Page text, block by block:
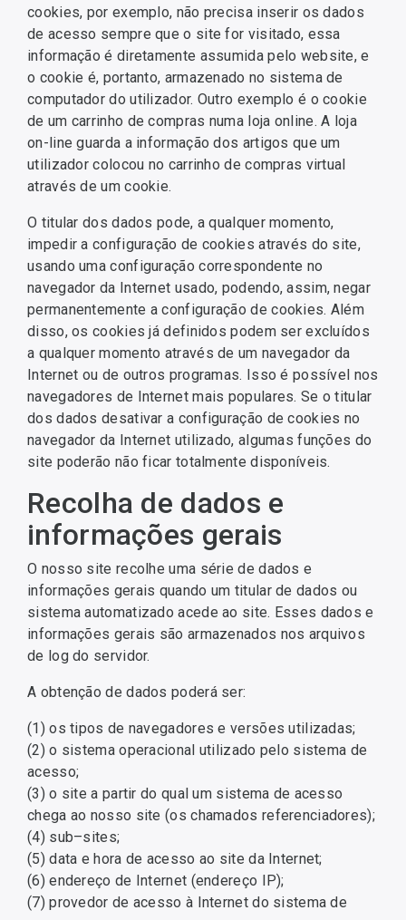
cookies, por exemplo, não precisa inserir os dados
de acesso sempre que o site for visitado, essa
informação é diretamente assumida pelo website, e
o cookie é, portanto, armazenado no sistema de
computador do utilizador. Outro exemplo é o cookie
de um carrinho de compras numa loja online. A loja
on-line guarda a informação dos artigos que um
utilizador colocou no carrinho de compras virtual
através de um cookie.
O titular dos dados pode, a qualquer momento,
impedir a configuração de cookies através do site,
usando uma configuração correspondente no
navegador da Internet usado, podendo, assim, negar
permanentemente a configuração de cookies. Além
disso, os cookies já definidos podem ser excluídos
a qualquer momento através de um navegador da
Internet ou de outros programas. Isso é possível nos
navegadores de Internet mais populares. Se o titular
dos dados desativar a configuração de cookies no
navegador da Internet utilizado, algumas funções do
site poderão não ficar totalmente disponíveis.
Recolha de dados e
informações gerais
O nosso site recolhe uma série de dados e
informações gerais quando um titular de dados ou
sistema automatizado acede ao site. Esses dados e
informações gerais são armazenados nos arquivos
de log do servidor.
A obtenção de dados poderá ser:
(1) os tipos de navegadores e versões utilizadas;
(2) o sistema operacional utilizado pelo sistema de
acesso;
(3) o site a partir do qual um sistema de acesso
chega ao nosso site (os chamados referenciadores);
(4) sub–sites;
(5) data e hora de acesso ao site da Internet;
(6) endereço de Internet (endereço IP);
(7) provedor de acesso à Internet do sistema de